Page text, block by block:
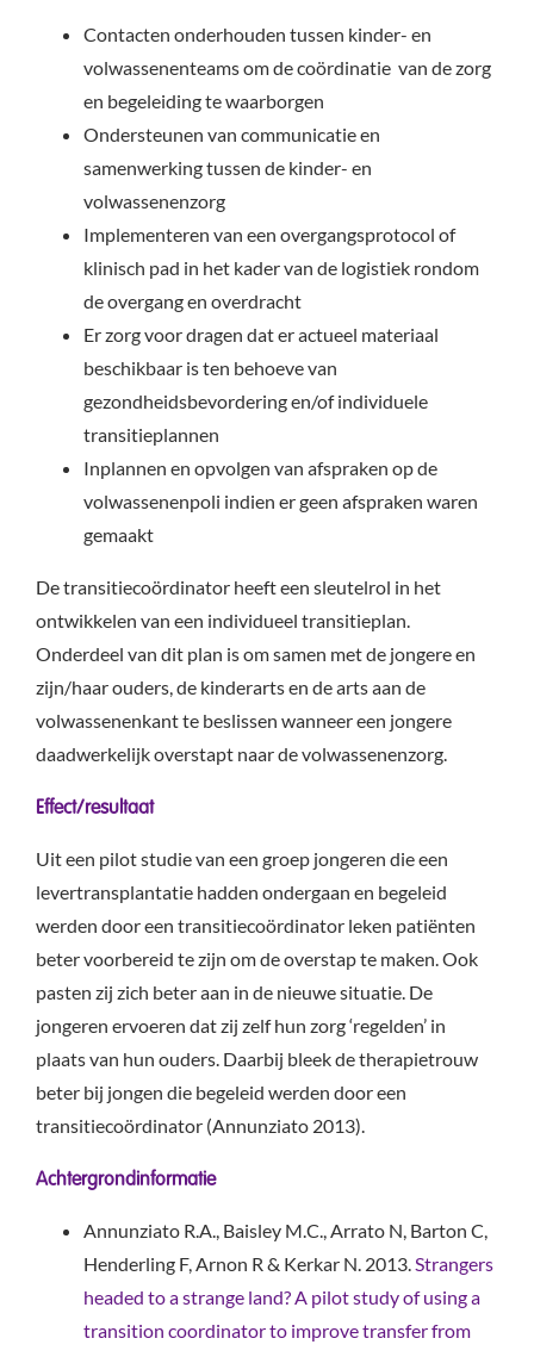
Contacten onderhouden tussen kinder- en
volwassenenteams om de coördinatie van de zorg
en begeleiding te waarborgen
Ondersteunen van communicatie en
samenwerking tussen de kinder- en
volwassenenzorg
Implementeren van een overgangsprotocol of
klinisch pad in het kader van de logistiek rondom
de overgang en overdracht
Er zorg voor dragen dat er actueel materiaal
beschikbaar is ten behoeve van
gezondheidsbevordering en/of individuele
transitieplannen
Inplannen en opvolgen van afspraken op de
volwassenenpoli indien er geen afspraken waren
gemaakt
De transitiecoördinator heeft een sleutelrol in het
ontwikkelen van een individueel transitieplan.
Onderdeel van dit plan is om samen met de jongere en
zijn/haar ouders, de kinderarts en de arts aan de
volwassenenkant te beslissen wanneer een jongere
daadwerkelijk overstapt naar de volwassenenzorg.
Effect/resultaat
Uit een pilot studie van een groep jongeren die een
levertransplantatie hadden ondergaan en begeleid
werden door een transitiecoördinator leken patiënten
beter voorbereid te zijn om de overstap te maken. Ook
pasten zij zich beter aan in de nieuwe situatie. De
jongeren ervoeren dat zij zelf hun zorg ‘regelden’ in
plaats van hun ouders. Daarbij bleek de therapietrouw
beter bij jongen die begeleid werden door een
transitiecoördinator (Annunziato 2013).
Achtergrondinformatie
Annunziato R.A., Baisley M.C., Arrato N, Barton C,
Henderling F, Arnon R & Kerkar N. 2013. Strangers
headed to a strange land? A pilot study of using a
transition coordinator to improve transfer from